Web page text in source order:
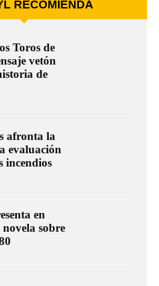
RECOMIENDA
Toros de
vetón
de
afronta la
evaluación
incendios
en
sobre